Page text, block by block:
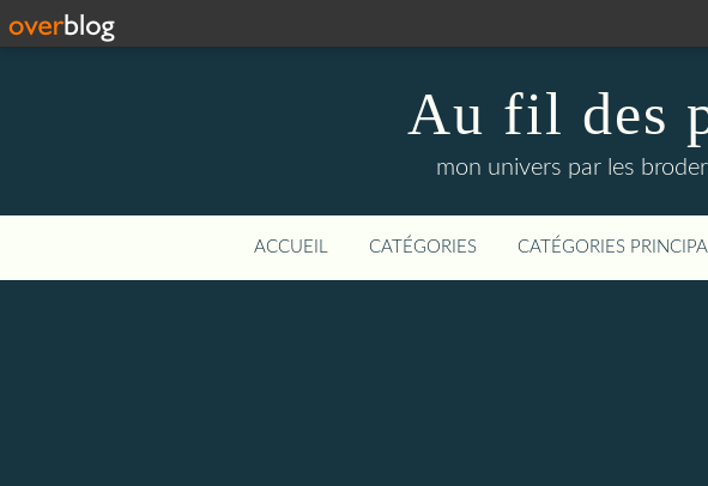
Au fil des
mon univers par les
ACCUEIL CATÉGORIES CATÉGORIES